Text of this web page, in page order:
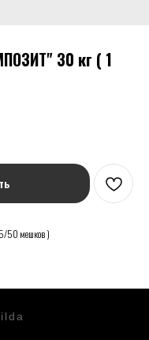
30 кг ( 1
50 мешков )